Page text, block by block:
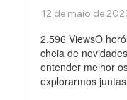
2.596 ViewsO
cheia de
entender melhor
explorarmos